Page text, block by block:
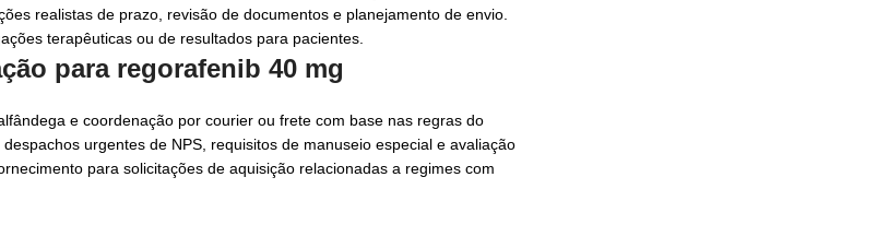
realistas de prazo, revisão de documentos e planejamento de envio.
terapêuticas ou de resultados para pacientes.
para regorafenib 40 mg
e coordenação por courier ou frete com base nas regras do
despachos urgentes de NPS, requisitos de manuseio especial e avaliação
para solicitações de aquisição relacionadas a regimes com